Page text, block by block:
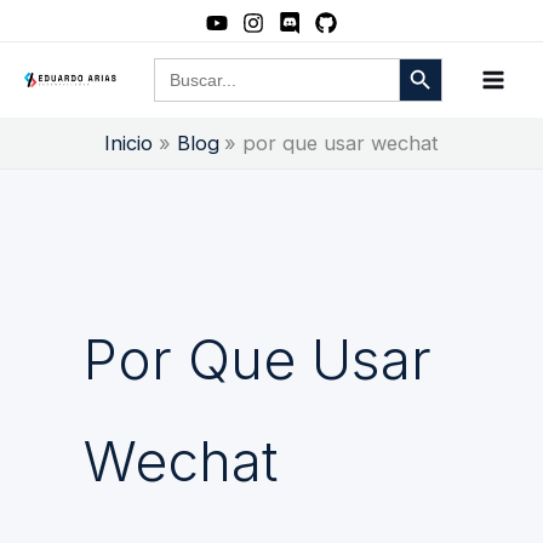
contenido
Buscar: Botón de búsqueda
Inicio Blog por que usar wechat
Por Que Usar
Wechat